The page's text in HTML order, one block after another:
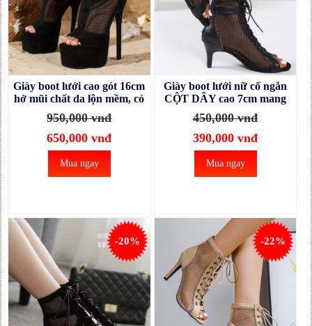
Giày boot lưới cao gót 16cm
hở mũi chất da lộn mềm, có
đai ngang xinh xắn
GBN79A
950,000 vnđ
650,000 vnđ
Mua ngay
Giày boot lưới nữ cổ ngắn
CỘT DÂY cao 7cm mang
tiệc , biểu diễn, đi làm
THOẢI MÁI GBN129D
450,000 vnđ
390,000 vnđ
Mua ngay
-20% -22%